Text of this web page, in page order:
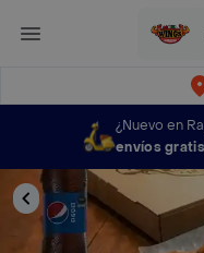
¿Nuevo en
envíos